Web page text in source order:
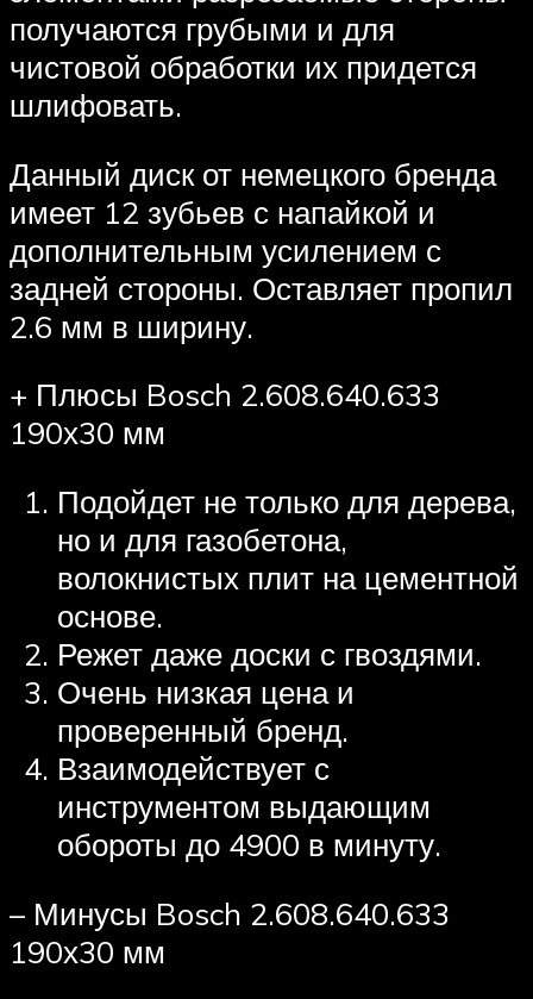
получаются грубыми и для
чистовой обработки их придется
шлифовать.
Данный диск от немецкого бренда
имеет 12 зубьев с напайкой и
дополнительным усилением с
задней стороны. Оставляет пропил
2.6 мм в ширину.
+ Плюсы Bosch 2.608.640.633
190х30 мм
Подойдет не только для дерева,
но и для газобетона,
волокнистых плит на цементной
основе.
Режет даже доски с гвоздями.
Очень низкая цена и
проверенный бренд.
Взаимодействует с
инструментом выдающим
обороты до 4900 в минуту.
– Минусы Bosch 2.608.640.633
190х30 мм